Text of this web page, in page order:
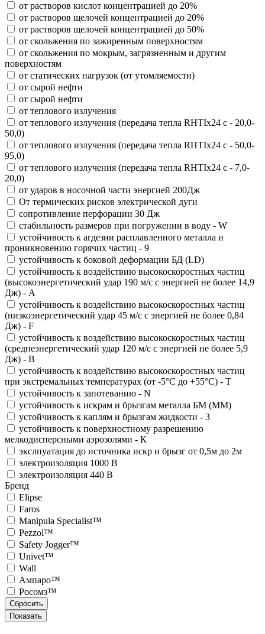
от растворов кислот концентрацией до 20%
от растворов щелочей концентрацией до 20%
от растворов щелочей концентрацией до 50%
от скольжения по зажиренным поверхностям
от скольжения по мокрым, загрязненным и другим
поверхностям
от статических нагрузок (от утомляемости)
от сырой нефти
от сырой нефти
от теплового излучения
от теплового излучения (передача тепла RHTIx24 с - 20,0-
50,0)
от теплового излучения (передача тепла RHTIx24 с - 50,0-
95,0)
от теплового излучения (передача тепла RHTIx24 с - 7,0-
20,0)
от ударов в носочной части энергией 200Дж
От термических рисков электрической дуги
сопротивление перфорации 30 Дж
стабильность размеров при погружении в воду - W
устойчивость к агдезии расплавленного металла и
проникновению горячих частиц - 9
устойчивость к боковой деформации БД (LD)
устойчивость к воздействию высокоскоростных частиц
(высокоэнергетический удар 190 м/с с энергией не более 14,9
Дж) - А
устойчивость к воздействию высокоскоростных частиц
(низкоэнергетический удар 45 м/с с энергией не более 0,84
Дж) - F
устойчивость к воздействию высокоскоростных частиц
(среднеэнергетический удар 120 м/с с энергией не более 5,9
Дж) - В
устойчивость к воздействию высокоскоростных частиц
при экстремальных температурах (от -5°С до +55°С) - T
устойчивость к запотеванию - N
устойчивость к искрам и брызгам металла БМ (ММ)
устойчивость к каплям и брызгам жидкости - 3
устойчивость к поверхностному разрешению
мелкодисперсными аэрозолями - К
экслпуатация до источника искр и брызг от 0,5м до 2м
электроизоляция 1000 В
электроизоляция 440 В
Бренд
Elipse
Faros
Manipula Specialist™
Pezzol™
Safety Jogger™
Univet™
Wall
Ампаро™
Росомз™